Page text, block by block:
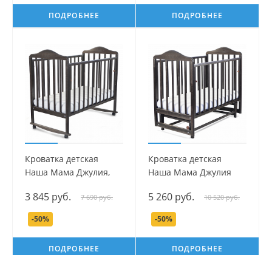
ПОДРОБНЕЕ ПОДРОБНЕЕ
Кроватка детская
Наша Мама Джулия,
3 845 руб. 7 690 руб.
-50%
ПОДРОБНЕЕ
Кроватка детская
Наша Мама Джулия
5 260 руб. 10 520 руб.
-50%
ПОДРОБНЕЕ